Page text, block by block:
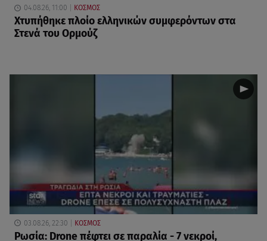
04.08.26, 11:00 ΚΟΣΜΟΣ
Χτυπήθηκε πλοίο ελληνικών συμφερόντων στα
Στενά του Ορμούζ
03.08.26, 22:30 ΚΟΣΜΟΣ
Ρωσία: Drone πέφτει σε παραλία - 7 νεκροί,